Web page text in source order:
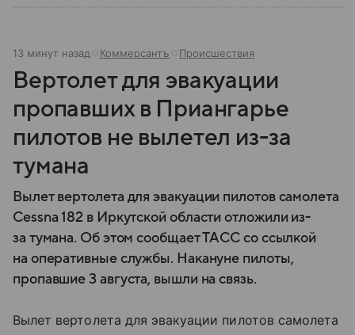
13 минут назад Коммерсантъ Происшествия
Вертолет для эвакуации
пропавших в Приангарье
пилотов не вылетел из-за
тумана
Вылет вертолета для эвакуации пилотов самолета
Cessna 182 в Иркутской области отложили из-
за тумана. Об этом сообщает ТАСС со ссылкой
на оперативные службы. Накануне пилоты,
пропавшие 3 августа, вышли на связь.
Вылет вертолета для эвакуации пилотов самолета